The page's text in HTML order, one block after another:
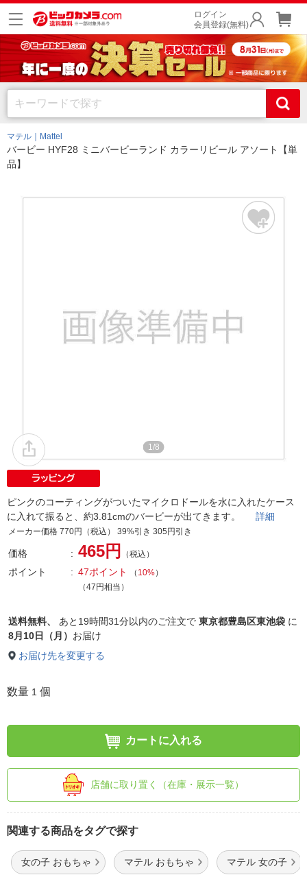
ログイン
会員登録(無料)
マテル｜Mattel
バービー HYF28 ミニバービーランド カラーリビール アソート【単
品】
1/8
ピンクのコーティングがついたマイクロドールを水に入れたケース
に入れて振ると、約3.81cmのバービーが出てきます。 詳細
メーカー価格 770円（税込） 39%引き 305円引き
価格 465円 （税込）
ポイント 47ポイント （ 10%）
（47円相当）
送料無料、 あと 19時間31分以内のご注文で 東京都豊島区東池袋 に
8月10日（月） お届け
お届け先を変更する
数量 1 個
カートに入れる
店舗に取り置く（在庫・展示一覧）
関連する商品をタグで探す
女の子 おもちゃ マテル おもちゃ マテル 女の子